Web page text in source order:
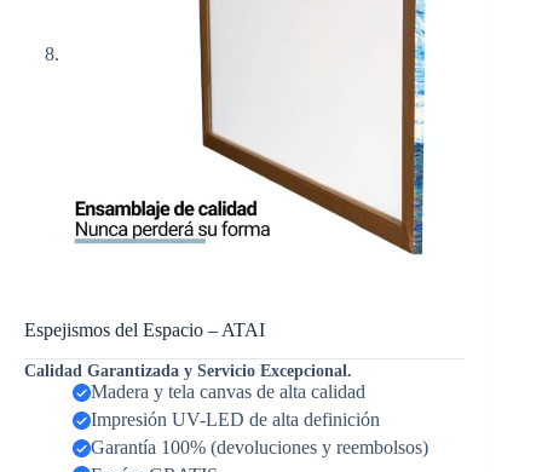
Espejismos del Espacio – ATAI
Calidad Garantizada y Servicio Excepcional.
Madera y tela canvas de alta calidad
Impresión UV-LED de alta definición
Garantía 100% (devoluciones y reembolsos)